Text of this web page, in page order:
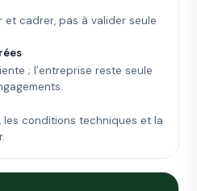
et cadrer, pas à valider seule
; l’entreprise reste seule
les conditions techniques et la